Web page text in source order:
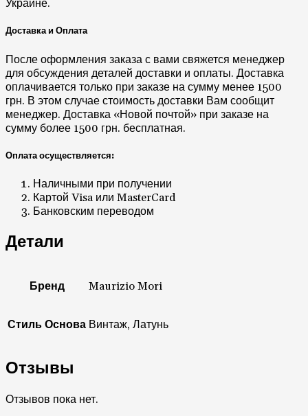
Украине.
Доставка и Оплата
После оформления заказа с вами свяжется менеджер
для обсуждения деталей доставки и оплаты. Доставка
оплачивается только при заказе на сумму менее 1500
грн. В этом случае стоимость доставки Вам сообщит
менеджер. Доставка «Новой почтой» при заказе на
сумму более 1500 грн. бесплатная.
Оплата осуществляется:
Наличными при получении
Картой Visa или MasterCard
Банковским переводом
Детали
Бренд Maurizio Mori
Стиль Основа Винтаж, Латунь
Отзывы
Отзывов пока нет.